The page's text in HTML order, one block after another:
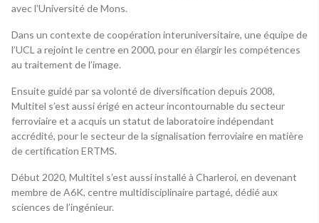
avec l’Université de Mons.
Dans un contexte de coopération interuniversitaire, une équipe de
l’UCL a rejoint le centre en 2000, pour en élargir les compétences
au traitement de l’image.
Ensuite guidé par sa volonté de diversification depuis 2008,
Multitel s’est aussi érigé en acteur incontournable du secteur
ferroviaire et a acquis un statut de laboratoire indépendant
accrédité, pour le secteur de la signalisation ferroviaire en matière
de certification ERTMS.
Début 2020, Multitel s’est aussi installé à Charleroi, en devenant
membre de A6K, centre multidisciplinaire partagé, dédié aux
sciences de l’ingénieur.